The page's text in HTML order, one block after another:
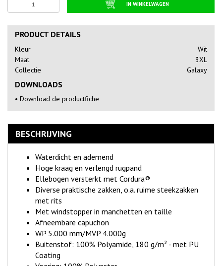
IN WINKELWAGEN
PRODUCT DETAILS
Kleur
Wit
Maat
3XL
Collectie
Galaxy
DOWNLOADS
• Download de productfiche
BESCHRIJVING
Waterdicht en ademend
Hoge kraag en verlengd rugpand
Ellebogen versterkt met Cordura®
Diverse praktische zakken, o.a. ruime steekzakken
met rits
Met windstopper in manchetten en taille
Afneembare capuchon
WP 5.000 mm/MVP 4.000g
Buitenstof: 100% Polyamide, 180 g/m² - met PU
Coating